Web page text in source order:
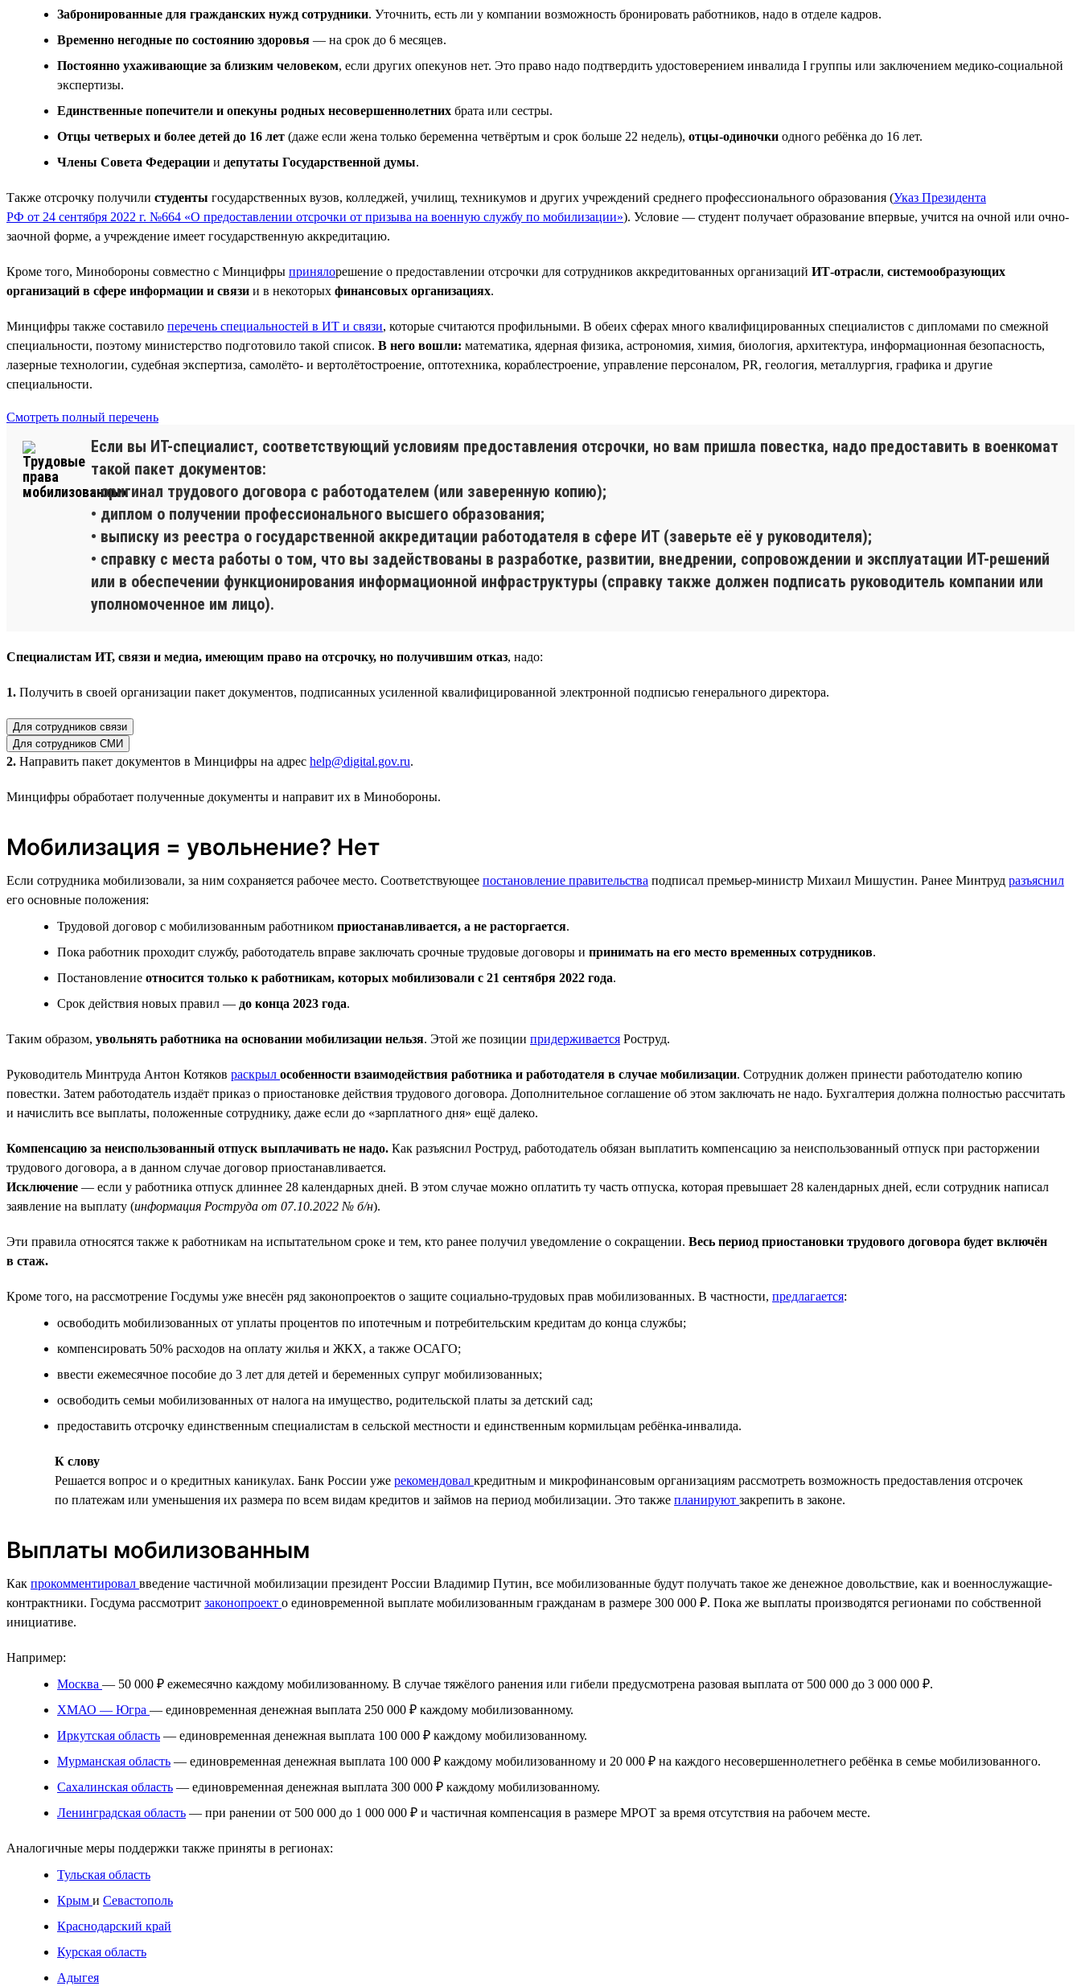
Забронированные для гражданских нужд сотрудники. Уточнить, есть ли у компании возможность бронировать работников, надо в отделе кадров.
Временно негодные по состоянию здоровья — на срок до 6 месяцев.
Постоянно ухаживающие за близким человеком, если других опекунов нет. Это право надо подтвердить удостоверением инвалида I группы или заключением медико-социальной
экспертизы.
Единственные попечители и опекуны родных несовершеннолетних брата или сестры.
Отцы четверых и более детей до 16 лет (даже если жена только беременна четвёртым и срок больше 22 недель), отцы-одиночки одного ребёнка до 16 лет.
Члены Совета Федерации и депутаты Государственной думы.
Также отсрочку получили студенты государственных вузов, колледжей, училищ, техникумов и других учреждений среднего профессионального образования (Указ Президента
РФ от 24 сентября 2022 г. №664 «О предоставлении отсрочки от призыва на военную службу по мобилизации»). Условие — студент получает образование впервые, учится на очной или очно-
заочной форме, а учреждение имеет государственную аккредитацию.
Кроме того, Минобороны совместно с Минцифры принялорешение о предоставлении отсрочки для сотрудников аккредитованных организаций ИТ-отрасли, системообразующих
организаций в сфере информации и связи и в некоторых финансовых организациях.
Минцифры также составило перечень специальностей в ИТ и связи, которые считаются профильными. В обеих сферах много квалифицированных специалистов с дипломами по смежной
специальности, поэтому министерство подготовило такой список. В него вошли: математика, ядерная физика, астрономия, химия, биология, архитектура, информационная безопасность,
лазерные технологии, судебная экспертиза, самолёто- и вертолётостроение, оптотехника, кораблестроение, управление персоналом, PR, геология, металлургия, графика и другие
специальности.
Смотреть полный перечень
Если вы ИТ-специалист, соответствующий условиям предоставления отсрочки, но вам пришла повестка, надо предоставить в военкомат
такой пакет документов:
• оригинал трудового договора с работодателем (или заверенную копию);
• диплом о получении профессионального высшего образования;
• выписку из реестра о государственной аккредитации работодателя в сфере ИТ (заверьте её у руководителя);
• справку с места работы о том, что вы задействованы в разработке, развитии, внедрении, сопровождении и эксплуатации ИТ-решений
или в обеспечении функционирования информационной инфраструктуры (справку также должен подписать руководитель компании или
уполномоченное им лицо).
Специалистам ИТ, связи и медиа, имеющим право на отсрочку, но получившим отказ, надо:
1. Получить в своей организации пакет документов, подписанных усиленной квалифицированной электронной подписью генерального директора.
Для сотрудников связи
Для сотрудников СМИ
2. Направить пакет документов в Минцифры на адрес help@digital.gov.ru.
Минцифры обработает полученные документы и направит их в Минобороны.
Мобилизация = увольнение? Нет
Если сотрудника мобилизовали, за ним сохраняется рабочее место. Соответствующее постановление правительства подписал премьер-министр Михаил Мишустин. Ранее Минтруд разъяснил
его основные положения:
Трудовой договор с мобилизованным работником приостанавливается, а не расторгается.
Пока работник проходит службу, работодатель вправе заключать срочные трудовые договоры и принимать на его место временных сотрудников.
Постановление относится только к работникам, которых мобилизовали с 21 сентября 2022 года.
Срок действия новых правил — до конца 2023 года.
Таким образом, увольнять работника на основании мобилизации нельзя. Этой же позиции придерживается Роструд.
Руководитель Минтруда Антон Котяков раскрыл особенности взаимодействия работника и работодателя в случае мобилизации. Сотрудник должен принести работодателю копию
повестки. Затем работодатель издаёт приказ о приостановке действия трудового договора. Дополнительное соглашение об этом заключать не надо. Бухгалтерия должна полностью рассчитать
и начислить все выплаты, положенные сотруднику, даже если до «зарплатного дня» ещё далеко.
Компенсацию за неиспользованный отпуск выплачивать не надо. Как разъяснил Роструд, работодатель обязан выплатить компенсацию за неиспользованный отпуск при расторжении
трудового договора, а в данном случае договор приостанавливается.
Исключение — если у работника отпуск длиннее 28 календарных дней. В этом случае можно оплатить ту часть отпуска, которая превышает 28 календарных дней, если сотрудник написал
заявление на выплату (информация Роструда от 07.10.2022 № б/н).
Эти правила относятся также к работникам на испытательном сроке и тем, кто ранее получил уведомление о сокращении. Весь период приостановки трудового договора будет включён
в стаж.
Кроме того, на рассмотрение Госдумы уже внесён ряд законопроектов о защите социально-трудовых прав мобилизованных. В частности, предлагается:
освободить мобилизованных от уплаты процентов по ипотечным и потребительским кредитам до конца службы;
компенсировать 50% расходов на оплату жилья и ЖКХ, а также ОСАГО;
ввести ежемесячное пособие до 3 лет для детей и беременных супруг мобилизованных;
освободить семьи мобилизованных от налога на имущество, родительской платы за детский сад;
предоставить отсрочку единственным специалистам в сельской местности и единственным кормильцам ребёнка-инвалида.
К слову
Решается вопрос и о кредитных каникулах. Банк России уже рекомендовал кредитным и микрофинансовым организациям рассмотреть возможность предоставления отсрочек
по платежам или уменьшения их размера по всем видам кредитов и займов на период мобилизации. Это также планируют закрепить в законе.
Выплаты мобилизованным
Как прокомментировал введение частичной мобилизации президент России Владимир Путин, все мобилизованные будут получать такое же денежное довольствие, как и военнослужащие-
контрактники. Госдума рассмотрит законопроект о единовременной выплате мобилизованным гражданам в размере 300 000 ₽. Пока же выплаты производятся регионами по собственной
инициативе.
Например:
Москва — 50 000 ₽ ежемесячно каждому мобилизованному. В случае тяжёлого ранения или гибели предусмотрена разовая выплата от 500 000 до 3 000 000 ₽.
ХМАО — Югра — единовременная денежная выплата 250 000 ₽ каждому мобилизованному.
Иркутская область — единовременная денежная выплата 100 000 ₽ каждому мобилизованному.
Мурманская область — единовременная денежная выплата 100 000 ₽ каждому мобилизованному и 20 000 ₽ на каждого несовершеннолетнего ребёнка в семье мобилизованного.
Сахалинская область — единовременная денежная выплата 300 000 ₽ каждому мобилизованному.
Ленинградская область — при ранении от 500 000 до 1 000 000 ₽ и частичная компенсация в размере МРОТ за время отсутствия на рабочем месте.
Аналогичные меры поддержки также приняты в регионах:
Тульская область
Крым и Севастополь
Краснодарский край
Курская область
Адыгея